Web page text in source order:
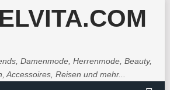
Damenmode, Herrenmode, Beauty,
Accessoires, Reisen und mehr...